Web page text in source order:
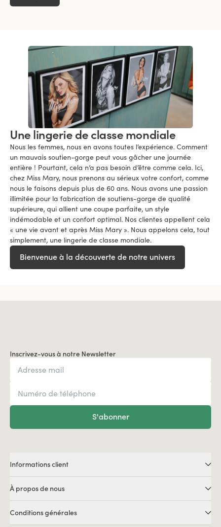
Une lingerie de classe mondiale
Nous les femmes, nous en avons toutes l’expérience. Comment
un mauvais soutien-gorge peut vous gâcher une journée
entière ! Pourtant, cela n’a pas besoin d’être comme cela. Ici,
chez Miss Mary, nous prenons au sérieux votre confort, comme
nous le faisons depuis plus de 60 ans. Nous avons une passion
illimitée pour la fabrication de soutiens-gorge de qualité
supérieure, qui allient une coupe parfaite, un style
indémodable et un confort optimal. Nos clientes appellent cela
« une vie avant et après Miss Mary ». Nous appelons cela, tout
simplement, une lingerie de classe mondiale.
Bienvenue à la découverte de notre univers
Inscrivez-vous à notre Newsletter
S'abonner
Informations client
À propos de nous
Conditions générales